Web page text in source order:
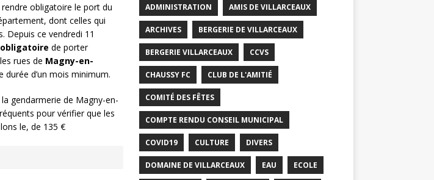
obligatoire le port du
dont celles qui
Depuis ce vendredi 11
obligatoire de porter
rues de Magny-en-
durée d’un mois minimum.
gendarmerie de Magny-en-
pour vérifier que les
le, de 135 €
ADMINISTRATION AMIS DE VILLARCEAUX
ARCHIVES BERGERIE DE VILLARCEAUX
BERGERIE VILLARCEAUX CCVS
CHAUSSY FC CLUB DE L'AMITIÉ
COMITÉ DES FÊTES
COMPTE RENDU CONSEIL MUNICIPAL
COVID19 CULTURE DIVERS
DOMAINE DE VILLARCEAUX EAU ECOLE